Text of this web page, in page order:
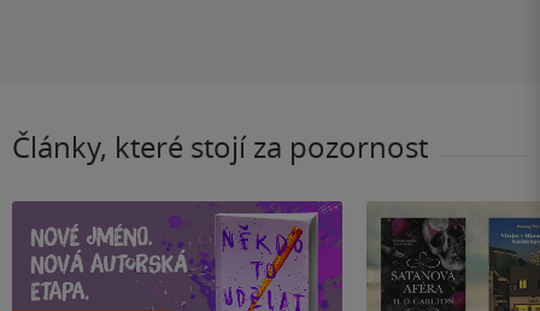
Články, které stojí za pozornost